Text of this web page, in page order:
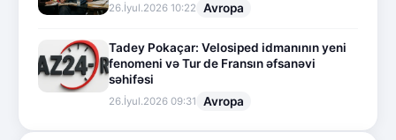
26.İyul.2026 10:22 Avropa
Tadey Pokaçar: Velosiped idmanının yeni
fenomeni və Tur de Fransın əfsanəvi
səhifəsi
26.İyul.2026 09:31 Avropa